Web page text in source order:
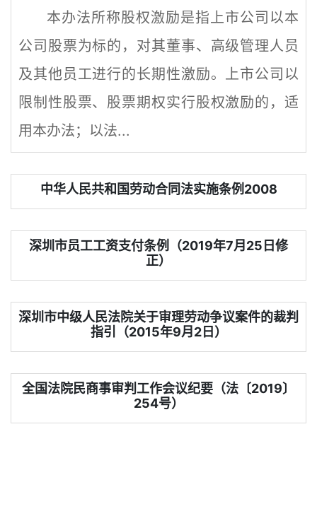
本办法所称股权激励是指上市公司以本
公司股票为标的，对其董事、高级管理人员
及其他员工进行的长期性激励。上市公司以
限制性股票、股票期权实行股权激励的，适
用本办法；以法...
中华人民共和国劳动合同法实施条例2008
深圳市员工工资支付条例（2019年7月25日修
正）
深圳市中级人民法院关于审理劳动争议案件的裁判
指引（2015年9月2日）
全国法院民商事审判工作会议纪要（法〔2019〕
254号）